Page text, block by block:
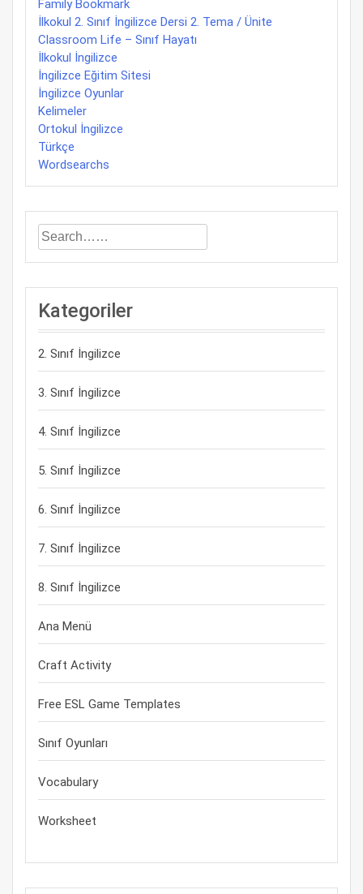
Family Bookmark
İlkokul 2. Sınıf İngilizce Dersi 2. Tema / Ünite
Classroom Life – Sınıf Hayatı
İlkokul İngilizce
İngilizce Eğitim Sitesi
İngilizce Oyunlar
Kelimeler
Ortokul İngilizce
Türkçe
Wordsearchs
Kategoriler
2. Sınıf İngilizce
3. Sınıf İngilizce
4. Sınıf İngilizce
5. Sınıf İngilizce
6. Sınıf İngilizce
7. Sınıf İngilizce
8. Sınıf İngilizce
Ana Menü
Craft Activity
Free ESL Game Templates
Sınıf Oyunları
Vocabulary
Worksheet